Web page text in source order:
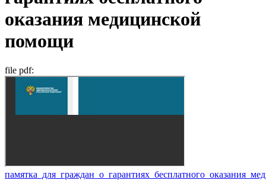
оказания медицинской
помощи
file pdf: